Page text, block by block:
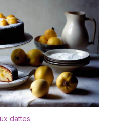
grain attrayant, ce
magnifique plateau
naturel donne une touche
chaleureuse et riche à
toute table ou
présentation de
nourriture pour toute
occasion. Utilisez-le dans
votre cuisine pour la
assiette pour les fêtes,
Chaque plateau
alimentaire possède une
couche résistante aux
taches, ce qui le rend
facile à nettoyer et
permet de garder la
cuisine impeccable sans
effort. Gagnez du temps
et placez cet ensemble
de vaisselle au lave-
vaisselle ou nettoyez-le
dattes